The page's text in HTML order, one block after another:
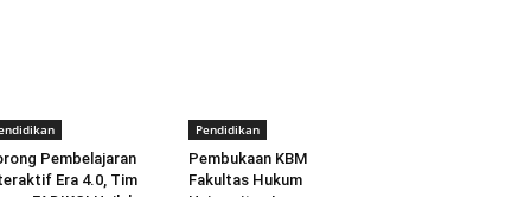
Pembelajaran
Era 4.0, Tim
Pendidikan
Pembukaan KBM
Fakultas Hukum